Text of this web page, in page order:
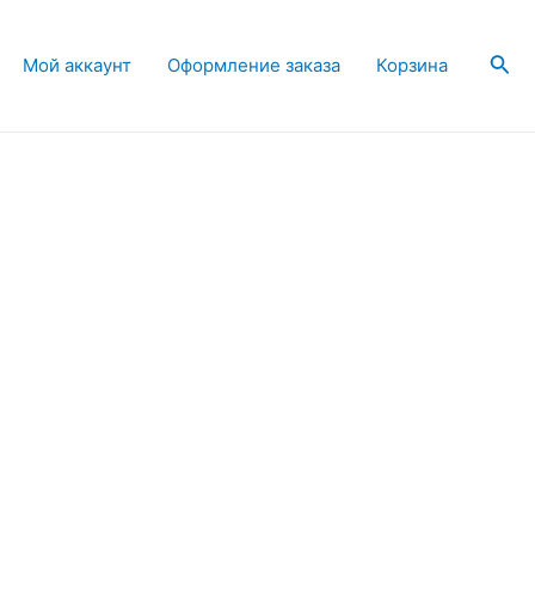
Мой аккаунт Оформление заказа Корзина